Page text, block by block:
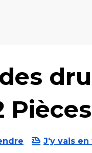
J'y vais en